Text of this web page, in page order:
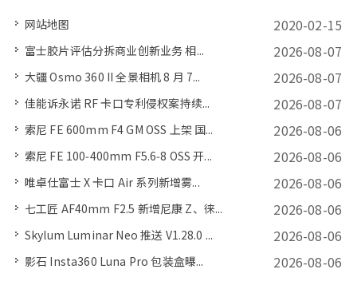
网站地图 2020-02-15
富士胶片评估分拆商业创新业务 相... 2026-08-07
大疆 Osmo 360 II 全景相机 8 月 7... 2026-08-07
佳能诉永诺 RF 卡口专利侵权案持续... 2026-08-07
索尼 FE 600mm F4 GM OSS 上架 国... 2026-08-06
索尼 FE 100‑400mm F5.6‑8 OSS 开... 2026-08-06
唯卓仕富士 X 卡口 Air 系列新增雾... 2026-08-06
七工匠 AF40mm F2.5 新增尼康 Z、徕... 2026-08-06
Skylum Luminar Neo 推送 V1.28.0 ... 2026-08-06
影石 Insta360 Luna Pro 包装盒曝... 2026-08-06